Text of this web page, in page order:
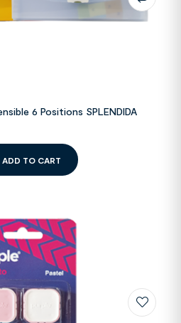
6 Positions SPLENDIDA
ADD TO CART